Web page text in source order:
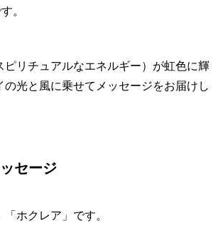
。
ピリチュアルなエネルギー）が虹色に輝
の光と風に乗せてメッセージをお届けし
セージ
ホクレア」です。